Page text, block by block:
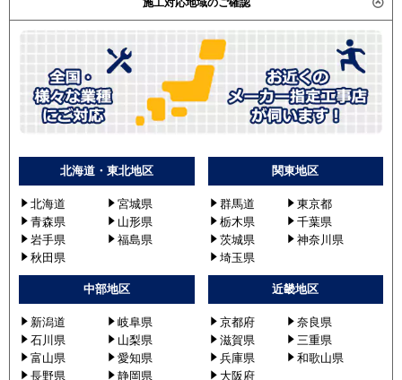
施工対応地域のご確認
北海道・東北地区
北海道
宮城県
青森県
山形県
岩手県
福島県
秋田県
関東地区
群馬道
東京都
栃木県
千葉県
茨城県
神奈川県
埼玉県
中部地区
新潟道
岐阜県
石川県
山梨県
富山県
愛知県
長野県
静岡県
近畿地区
京都府
奈良県
滋賀県
三重県
兵庫県
和歌山県
大阪府